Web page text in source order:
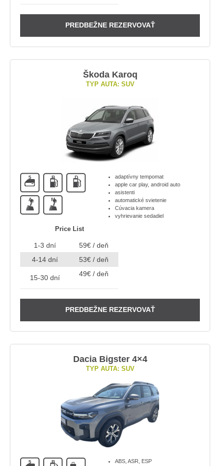
PREDBEŽNE REZERVOVAŤ
Škoda Karoq
TYP AUTA: SUV
5 B D
A M
adaptívny tempomat
apple car play, android auto
asistenti
automatické svietenie
Cúvacia kamera
vyhrievanie sedadiel
Price List
1-3 dní
59€ / deň
4-14 dní
53€ / deň
15-30 dní 49€ / deň
PREDBEŽNE REZERVOVAŤ
Dacia Bigster 4×4
TYP AUTA: SUV
5 B
ABS, ASR, ESP